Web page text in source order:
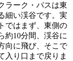
ラーク・パスは東
細い渓谷です。実
ではまず、東側の
約10分間、渓谷に
向に飛び、そこで
入り口まで戻りま